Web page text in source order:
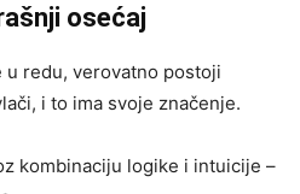
osećaj
u redu, verovatno postoji
i to ima svoje značenje.
kombinaciju logike i intuicije –